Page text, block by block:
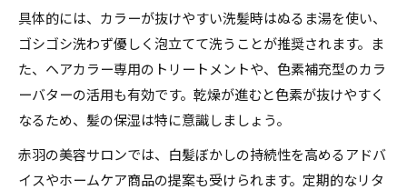
具体的には、カラーが抜けやすい洗髪時はぬるま湯を使い、
ゴシゴシ洗わず優しく泡立てて洗うことが推奨されます。ま
た、ヘアカラー専用のトリートメントや、色素補充型のカラ
ーバターの活用も有効です。乾燥が進むと色素が抜けやすく
なるため、髪の保湿は特に意識しましょう。
赤羽の美容サロンでは、白髪ぼかしの持続性を高めるアドバ
イスやホームケア商品の提案も受けられます。定期的なリタ